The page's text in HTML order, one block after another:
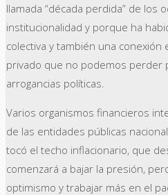
llamada “década perdida” de los
institucionalidad y porque ha
colectiva y también una
privado que no podemos perder
arrogancias políticas.
Varios organismos financieros
de las entidades públicas
tocó el techo inflacionario, que
comenzará a bajar la presión,
optimismo y trabajar más en el